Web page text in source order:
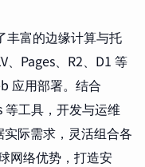
富的边缘计算与托
Pages、R2、D1 等
应用部署。结合
工具，开发与运维
际需求，灵活组合各
网络优势，打造安